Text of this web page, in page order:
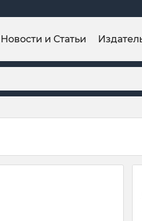
Новости и Статьи